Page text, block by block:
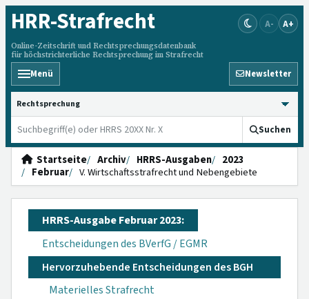
HRR-Strafrecht
Online-Zeitschrift und Rechtsprechungsdatenbank
für höchstrichterliche Rechtsprechung im Strafrecht
A- A+
Menü Newsletter
HRRS durchsuchen
Suchen
Startseite Archiv HRRS-Ausgaben
2023
Februar
V. Wirtschaftsstrafrecht und Nebengebiete
HRRS-Ausgabe Februar 2023:
Entscheidungen des BVerfG / EGMR
Hervorzuhebende Entscheidungen des BGH
Materielles Strafrecht